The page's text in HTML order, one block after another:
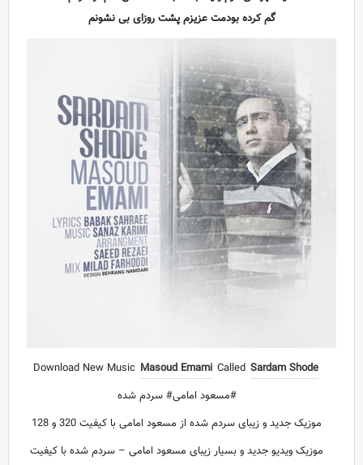
گم کرده بودمت عزیزم پشت روزای بی نشونم
Download New Music Masoud Emami Called Sardam Shode
#مسعود امامی# سردم شده
موزیک جدید و زیبای سردم شده از مسعود امامی با کیفیت 320 و 128
موزیک ویدیو جدید و بسیار زیبای مسعود امامی – سردم شده با کیفیت